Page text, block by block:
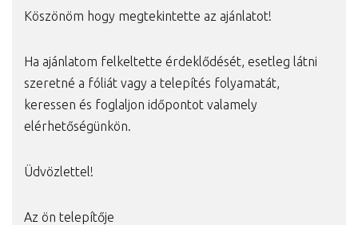
Köszönöm hogy megtekintette az ajánlatot!
Ha ajánlatom felkeltette érdeklődését, esetleg látni
szeretné a fóliát vagy a telepítés folyamatát,
keressen és foglaljon időpontot valamely
elérhetőségünkön.
Üdvözlettel!
Az ön telepítője